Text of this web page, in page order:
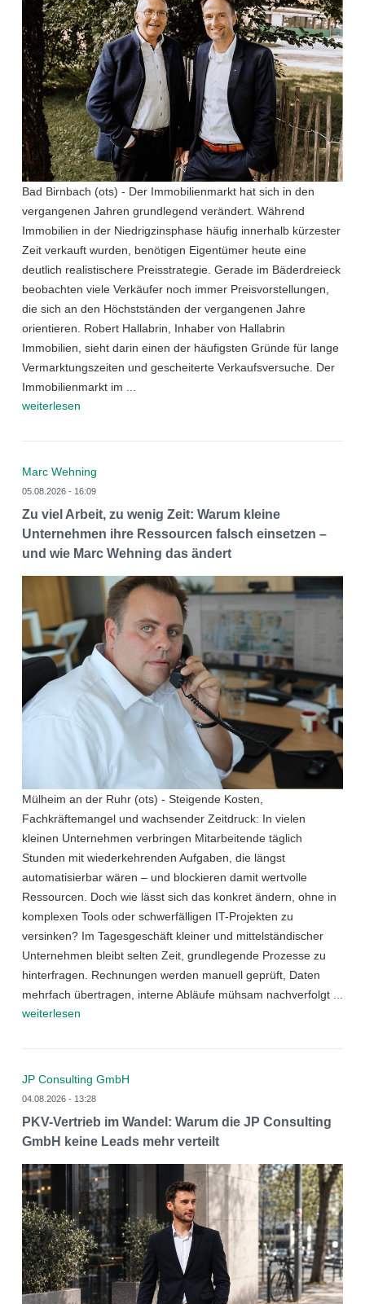
Bad Birnbach (ots) - Der Immobilienmarkt hat sich in den
vergangenen Jahren grundlegend verändert. Während
Immobilien in der Niedrigzinsphase häufig innerhalb kürzester
Zeit verkauft wurden, benötigen Eigentümer heute eine
deutlich realistischere Preisstrategie. Gerade im Bäderdreieck
beobachten viele Verkäufer noch immer Preisvorstellungen,
die sich an den Höchstständen der vergangenen Jahre
orientieren. Robert Hallabrin, Inhaber von Hallabrin
Immobilien, sieht darin einen der häufigsten Gründe für lange
Vermarktungszeiten und gescheiterte Verkaufsversuche. Der
Immobilienmarkt im ...
weiterlesen
Marc Wehning
05.08.2026 - 16:09
Zu viel Arbeit, zu wenig Zeit: Warum kleine
Unternehmen ihre Ressourcen falsch einsetzen –
und wie Marc Wehning das ändert
Mülheim an der Ruhr (ots) - Steigende Kosten,
Fachkräftemangel und wachsender Zeitdruck: In vielen
kleinen Unternehmen verbringen Mitarbeitende täglich
Stunden mit wiederkehrenden Aufgaben, die längst
automatisierbar wären – und blockieren damit wertvolle
Ressourcen. Doch wie lässt sich das konkret ändern, ohne in
komplexen Tools oder schwerfälligen IT-Projekten zu
versinken? Im Tagesgeschäft kleiner und mittelständischer
Unternehmen bleibt selten Zeit, grundlegende Prozesse zu
hinterfragen. Rechnungen werden manuell geprüft, Daten
mehrfach übertragen, interne Abläufe mühsam nachverfolgt ...
weiterlesen
JP Consulting GmbH
04.08.2026 - 13:28
PKV-Vertrieb im Wandel: Warum die JP Consulting
GmbH keine Leads mehr verteilt